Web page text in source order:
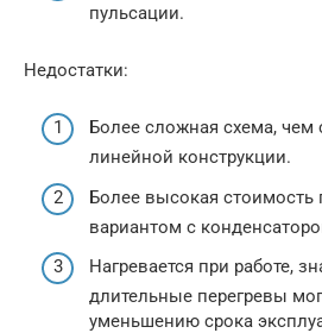
пульсации.
Недостатки:
Более сложная схема,
линейной конструкции.
Более высокая
вариантом с
Нагревается при работе,
длительные перегревы
уменьшению срока